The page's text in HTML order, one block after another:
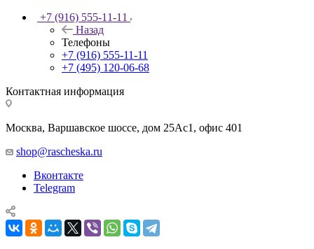
+7 (916) 555-11-11
Назад
Телефоны
+7 (916) 555-11-11
+7 (495) 120-06-68
Контактная информация
Москва, Варшавское шоссе, дом 25Аc1, офис 401
shop@rascheska.ru
Вконтакте
Telegram